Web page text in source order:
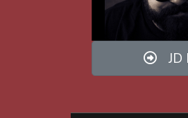
JD